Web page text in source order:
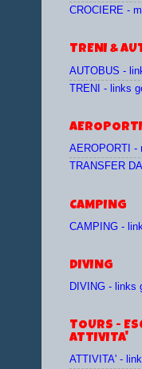
CROCIERE -
TRENI &
AUTOBUS -
TRENI - links
AEROPORTI
AEROPORTI -
TRANSFER
CAMPING
CAMPING -
DIVING
DIVING - links
TOURS -
ATTIVITA'
ATTIVITA' -